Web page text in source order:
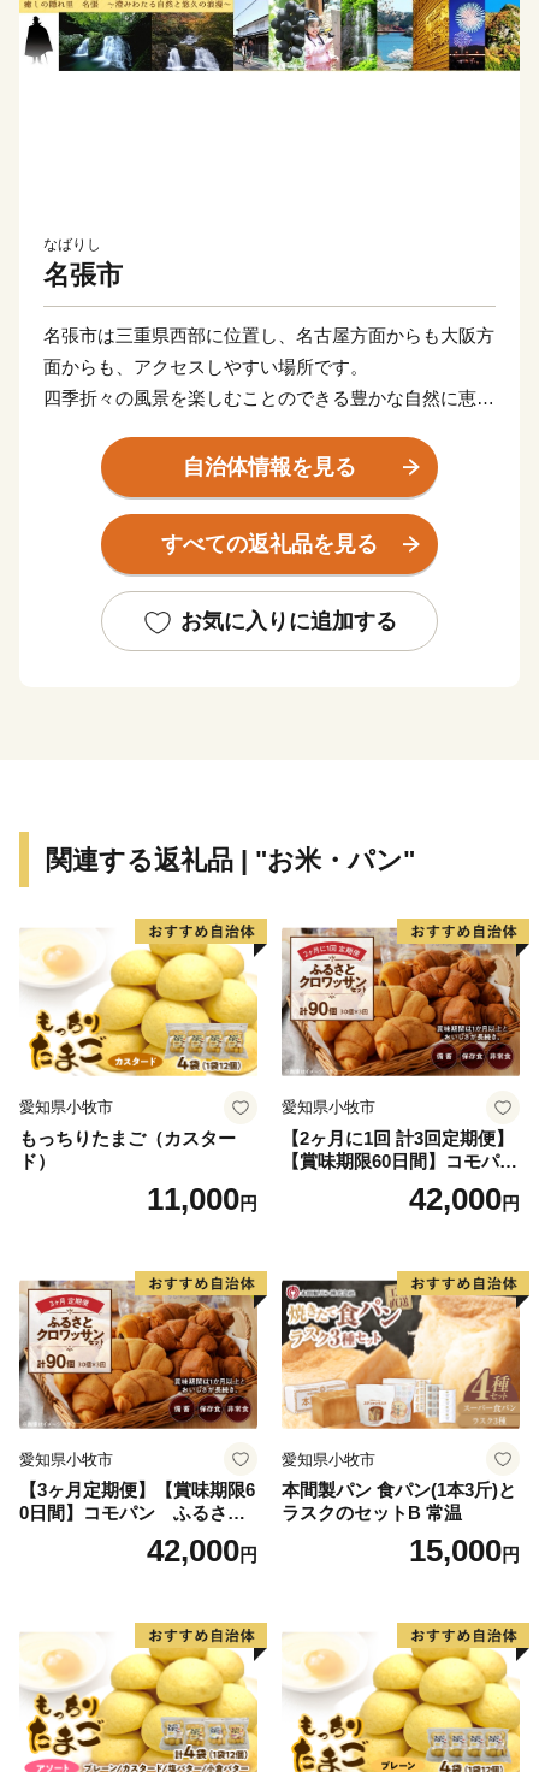
なばりし
名張市
名張市は三重県西部に位置し、名古屋方面からも大阪方
面からも、アクセスしやすい場所です。
四季折々の風景を楽しむことのできる豊かな自然に恵ま
るまち並みも残ります。
頑張る「ふるさと名張」への応援、よろしくお願いいた
します。
自治体情報を見る
すべての返礼品を見る
お気に入りに追加する
関連する返礼品 | "お米・パン"
愛知県小牧市
もっちりたまご（カスター
ド）
11,000円
愛知県小牧市
【2ヶ月に1回 計3回定期便】
【賞味期限60日間】コモパ
ン ふるさとクロワッサンセ
ット（計90個）／災害用備蓄
42,000円
愛知県小牧市
【3ヶ月定期便】【賞味期限6
0日間】コモパン ふるさと
クロワッサンセット（計90
個）／災害用備蓄 保存食 非
42,000円
愛知県小牧市
本間製パン 食パン(1本3斤)と
ラスクのセットB 常温
15,000円